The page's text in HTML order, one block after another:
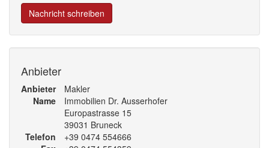
Nachricht schreiben
Anbieter
Anbieter
Makler
Name
Immobilien Dr. Ausserhofer
Europastrasse 15
39031 Bruneck
Telefon
+39 0474 554666